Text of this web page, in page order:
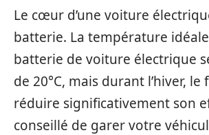
Le cœur d’une voiture
batterie. La température
batterie de voiture électrique
de 20°C, mais durant l’hiver,
réduire significativement son
conseillé de garer votre